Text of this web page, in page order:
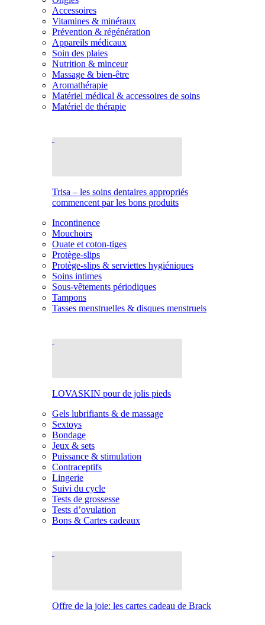
Accessoires
Vitamines & minéraux
Prévention & régénération
Appareils médicaux
Soin des plaies
Nutrition & minceur
Massage & bien-être
Aromathérapie
Matériel médical & accessoires de soins
Matériel de thérapie
Trisa – les soins dentaires appropriés
commencent par les bons produits
Incontinence
Mouchoirs
Ouate et coton-tiges
Protège-slips
Protège-slips & serviettes hygiéniques
Soins intimes
Sous-vêtements périodiques
Tampons
Tasses menstruelles & disques menstruels
LOVASKIN pour de jolis pieds
Gels lubrifiants & de massage
Sextoys
Bondage
Jeux & sets
Puissance & stimulation
Contraceptifs
Lingerie
Suivi du cycle
Tests de grossesse
Tests d’ovulation
Bons & Cartes cadeaux
Offre de la joie: les cartes cadeau de Brack